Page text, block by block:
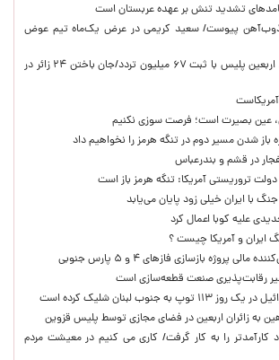
تشدید تنش بر عهده عربستان است
ذوب‌آهن پیوست/ سعید کریمی در عرض یک‌ماه تیم عوض
پایان طرح ترافیکی اربعین پلیس با ثبت ۶۷ میلیون تردد/جان باختن ۲۴ زائر در
عین بصیرت است؛ فرصت سوزی نکنیم
شدن مسیر دوم در تنگه هرمز را نخواهیم داد
در قشم و بندرعباس
تروریستی آمریکا: تنگه هرمز باز است
با ایران خیلی زود پایان می‌یابد
علیه کوبا اعمال کرد
ایران و آمریکا چیست ؟
پروژه بازسازی فازهای ۴ و ۵ پارس جنوبی
رقابت‌پذیری صنعت قطعه‌سازی است
به جنوب لبنان شلیک کرده است
به زائران اربعین در فضای مجازی توسط پلیس قزوین
کارآمدتر را به کار گرفت/ کاری می کنیم در معیشت مردم